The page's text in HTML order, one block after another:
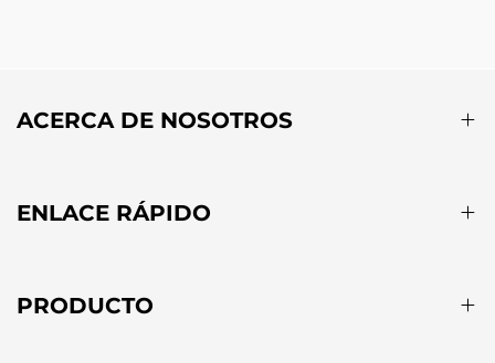
ACERCA DE NOSOTROS
ENLACE RÁPIDO
PRODUCTO